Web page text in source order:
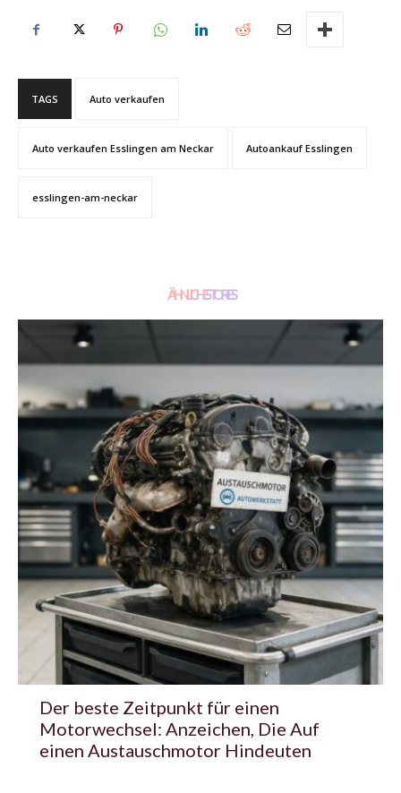
TAGS Auto verkaufen
Auto verkaufen Esslingen am Neckar Autoankauf Esslingen
esslingen-am-neckar
ÄHNLICHE STORIES
Der beste Zeitpunkt für einen
Motorwechsel: Anzeichen, Die Auf
einen Austauschmotor Hindeuten